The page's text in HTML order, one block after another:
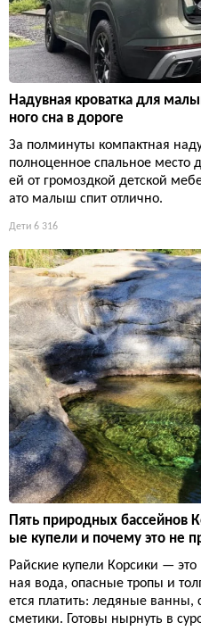
Надувная кроватка для
ного сна в дороге
За полминуты компактная
полноценное спальное место
ей от громоздкой детской
ато малыш спит отлично.
Дети 6 316
Пять природных бассейнов
ые купели и почему это не
Райские купели Корсики —
ная вода, опасные тропы и
ется платить: ледяные ванны,
сметики. Готовы нырнуть в